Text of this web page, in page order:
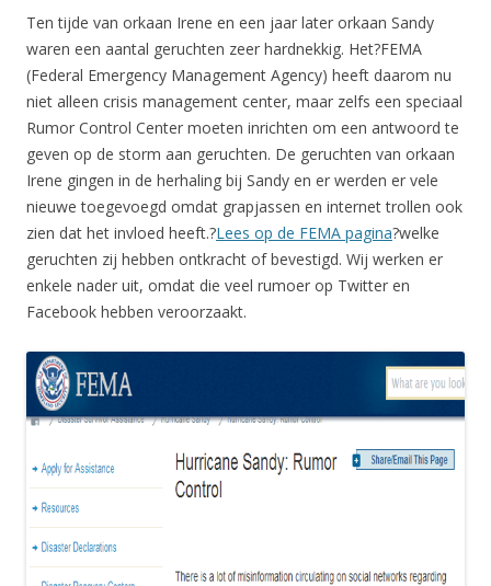
Ten tijde van orkaan Irene en een jaar later orkaan Sandy
waren een aantal geruchten zeer hardnekkig. Het?FEMA
(Federal Emergency Management Agency) heeft daarom nu
niet alleen crisis management center, maar zelfs een speciaal
Rumor Control Center moeten inrichten om een antwoord te
geven op de storm aan geruchten. De geruchten van orkaan
Irene gingen in de herhaling bij Sandy en er werden er vele
nieuwe toegevoegd omdat grapjassen en internet trollen ook
zien dat het invloed heeft.?Lees op de FEMA pagina?welke
geruchten zij hebben ontkracht of bevestigd. Wij werken er
enkele nader uit, omdat die veel rumoer op Twitter en
Facebook hebben veroorzaakt.